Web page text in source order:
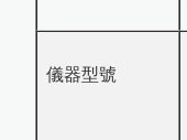
黏度計
精密烘箱
精密天平
幕
New PosiTector主機
Rhopint ID影像傳輸外觀儀
儀器型號